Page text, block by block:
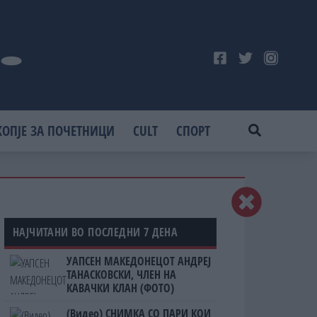
ЗА ПОЧЕТНИЦИ CULT СПОРТ
НАЈЧИТАНИ ВО ПОСЛЕДНИ 7 ДЕНА
УАПСЕН МАКЕДОНЕЦОТ АНДРЕЈ
ТАНАСКОВСКИ, ЧЛЕН НА
КАВАЧКИ КЛАН (ФОТО)
(Видео) СНИМКА СО ПАРИ КОИ